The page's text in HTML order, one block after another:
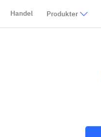
Handel Produkter